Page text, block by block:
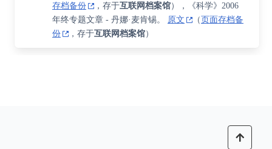
存档备份
，存于互联网档案馆），《科学》2006
年终专题文章 - 丹娜·麦肯锡。 原文 （页面存档备
份
，存于互联网档案馆）